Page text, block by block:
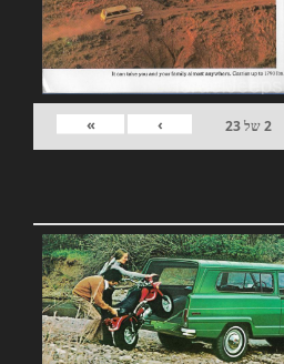
2של23
›
»